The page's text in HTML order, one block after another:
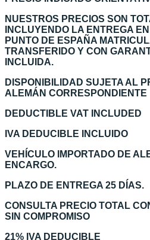
NUESTROS PRECIOS SON
INCLUYENDO LA ENTREGA
PUNTO DE ESPAÑA
TRANSFERIDO Y CON
INCLUIDA.
DISPONIBILIDAD SUJETA AL
ALEMÁN CORRESPONDIENTE
DEDUCTIBLE VAT INCLUDED
IVA DEDUCIBLE INCLUIDO
VEHÍCULO IMPORTADO DE
ENCARGO.
PLAZO DE ENTREGA 25 DÍAS.
CONSULTA PRECIO TOTAL
SIN COMPROMISO
21% IVA DEDUCIBLE